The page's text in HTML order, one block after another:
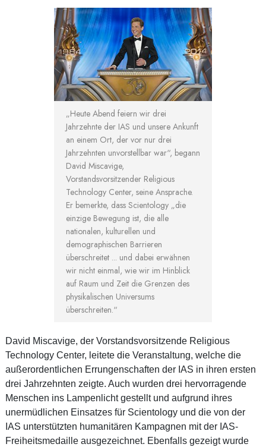
„Heute Abend feiern wir drei
Jahrzehnte der IAS und unsere Ankunft
an einem Ort, der vor nur drei
Jahrzehnten unvorstellbar war“, begann
David Miscavige,
Vorstandsvorsitzender Religious
Technology Center, seine Ansprache.
Er bemerkte, dass Scientology „die
einzige Bewegung ist, die alle
nationalen, kulturellen und
demographischen Barrieren
überschreitet ... und dabei erwähnen
wir nicht einmal, wie wir im Hinblick
auf Raum und Zeit die Grenzen des
physikalischen Universums
überschreiten.“
David Miscavige, der Vorstandsvorsitzende Religious
Technology Center, leitete die Veranstaltung, welche die
außerordentlichen Errungenschaften der IAS in ihren ersten
drei Jahrzehnten zeigte. Auch wurden drei hervorragende
Menschen ins Lampenlicht gestellt und aufgrund ihres
unermüdlichen Einsatzes für Scientology und die von der
IAS unterstützten humanitären Kampagnen mit der IAS-
Freiheitsmedaille ausgezeichnet. Ebenfalls gezeigt wurde